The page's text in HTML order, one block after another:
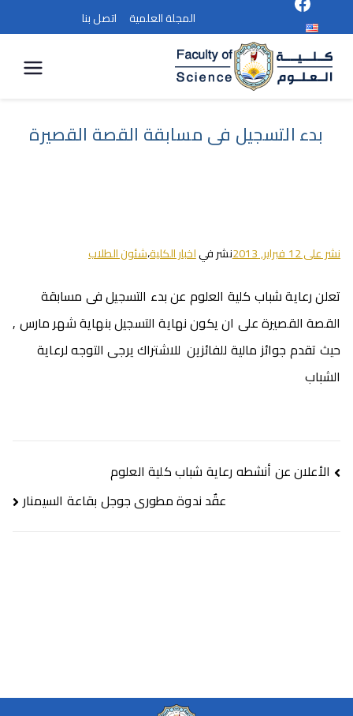
المجلة العلمية اتصل بنا
العلوم
بدء التسجيل فى مسابقة القصة القصيرة
نشر على12 فبراير, 2013 نشر فياخبار الكلية،شئون الطلاب
تعلن رعاية شباب كلية العلوم عن بدء التسجيل فى مسابقة
القصة القصيرة على ان يكون نهاية التسجيل بنهاية شهر مارس ,
حيث تقدم جوائز مالية للفائزين للاشتراك يرجى التوجه لرعاية
الشباب
الأعلان عن أنشطه رعاية شباب كلية العلوم
عقٌد ندوة مطورى جوجل بقاعة السيمنار